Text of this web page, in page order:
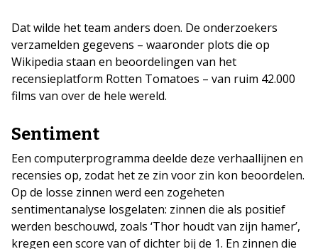
Dat wilde het team anders doen. De onderzoekers
verzamelden gegevens – waaronder plots die op
Wikipedia staan en beoordelingen van het
recensieplatform Rotten Tomatoes – van ruim 42.000
films van over de hele wereld.
Sentiment
Een computerprogramma deelde deze verhaallijnen en
recensies op, zodat het ze zin voor zin kon beoordelen.
Op de losse zinnen werd een zogeheten
sentimentanalyse losgelaten: zinnen die als positief
werden beschouwd, zoals ‘Thor houdt van zijn hamer’,
kregen een score van of dichter bij de 1. En zinnen die